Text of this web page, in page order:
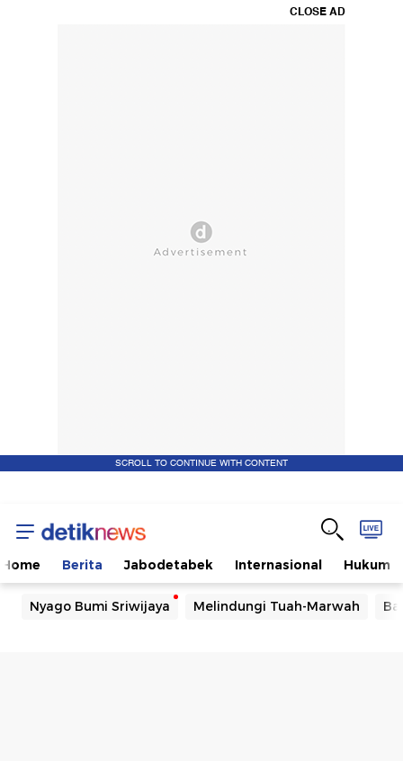
CLOSE AD
SCROLL TO CONTINUE WITH CONTENT
Home Berita Jabodetabek Internasional Hukum
Nyago Bumi Sriwijaya Melindungi Tuah-Marwah